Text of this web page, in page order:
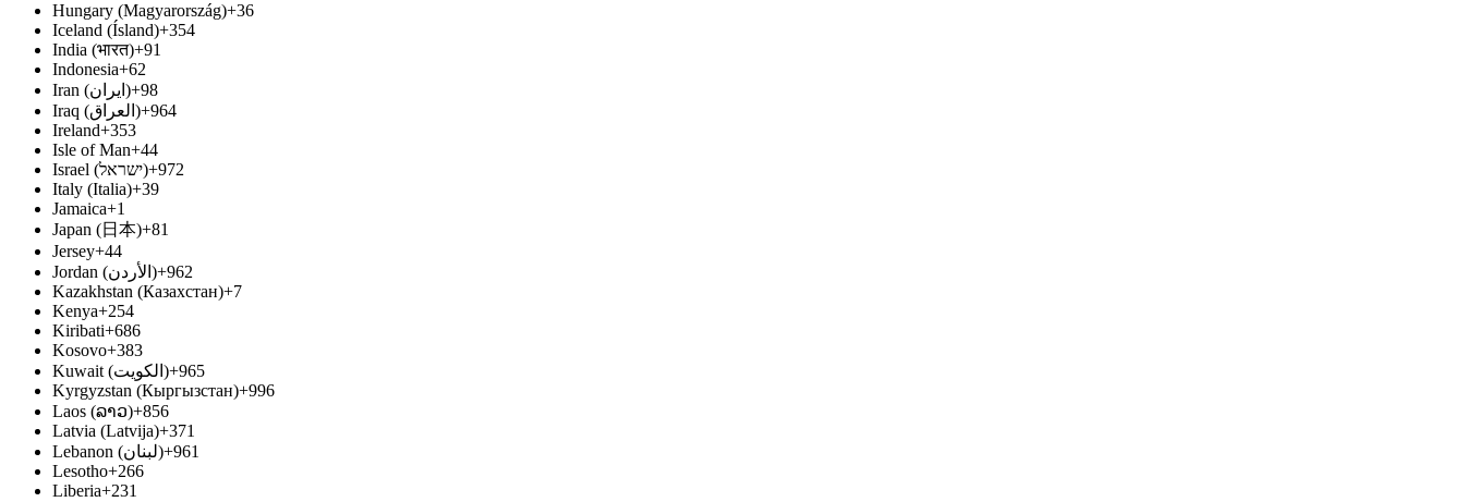
Hungary (Magyarország)+36
Iceland (Ísland)+354
India (भारत)+91
Indonesia+62
Iran (‫ایران‬‎)+98
Iraq (‫العراق‬‎)+964
Ireland+353
Isle of Man+44
Israel (‫ישראל‬‎)+972
Italy (Italia)+39
Jamaica+1
Japan (日本)+81
Jersey+44
Jordan (‫الأردن‬‎)+962
Kazakhstan (Казахстан)+7
Kenya+254
Kiribati+686
Kosovo+383
Kuwait (‫الكويت‬‎)+965
Kyrgyzstan (Кыргызстан)+996
Laos (ລາວ)+856
Latvia (Latvija)+371
Lebanon (‫لبنان‬‎)+961
Lesotho+266
Liberia+231